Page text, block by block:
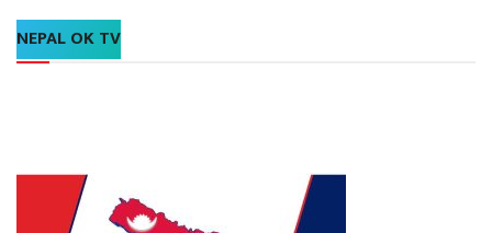
NEPAL OK TV